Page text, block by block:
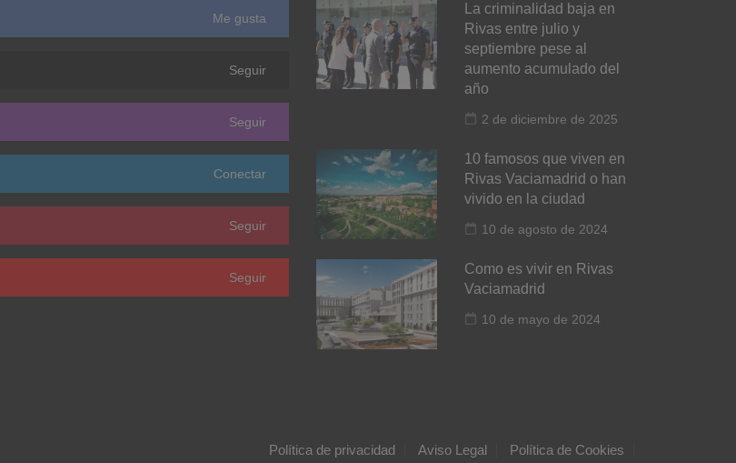
Me gusta
Seguir
Seguir
Conectar
Seguir
Seguir
La criminalidad baja en
Rivas entre julio y
septiembre pese al
aumento acumulado del
año
2 de diciembre de 2025
10 famosos que viven en
Rivas Vaciamadrid o han
vivido en la ciudad
10 de agosto de 2024
Como es vivir en Rivas
Vaciamadrid
10 de mayo de 2024
Política de privacidad Aviso Legal Política de Cookies